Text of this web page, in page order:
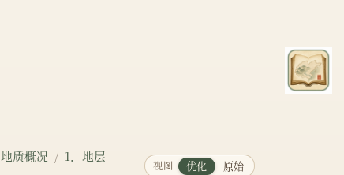
质概况
1．地层
视图 优化 原始